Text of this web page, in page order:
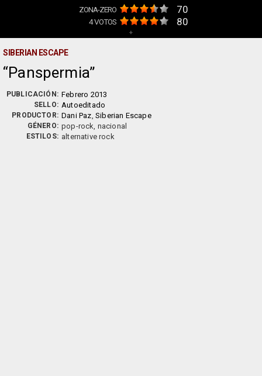
ZONA-ZERO 70
4VOTOS 80
+
SIBERIAN ESCAPE
Panspermia
PUBLICACIÓN: Febrero 2013
SELLO: Autoeditado
PRODUCTOR: Dani Paz, Siberian Escape
GÉNERO: pop-rock, nacional
ESTILOS: alternative rock